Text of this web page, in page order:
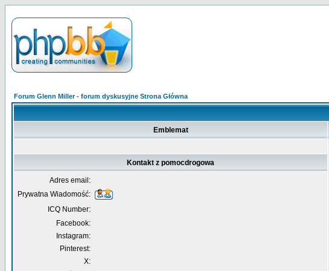
Forum Glenn Miller - forum dyskusyjne Strona Główna
Emblemat
Kontakt z pomocdrogowa
Adres email:
Prywatna Wiadomość:
ICQ Number:
Facebook:
Instagram:
Pinterest:
X: